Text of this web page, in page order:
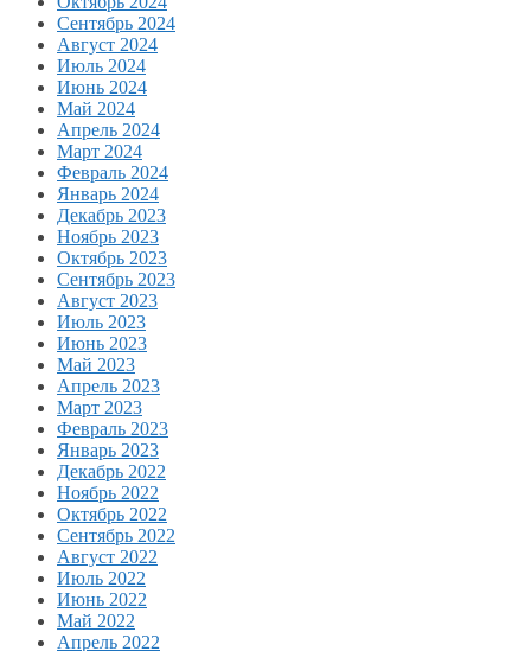
Сентябрь 2024
Август 2024
Июль 2024
Июнь 2024
Май 2024
Апрель 2024
Март 2024
Февраль 2024
Январь 2024
Декабрь 2023
Ноябрь 2023
Октябрь 2023
Сентябрь 2023
Август 2023
Июль 2023
Июнь 2023
Май 2023
Апрель 2023
Март 2023
Февраль 2023
Январь 2023
Декабрь 2022
Ноябрь 2022
Октябрь 2022
Сентябрь 2022
Август 2022
Июль 2022
Июнь 2022
Май 2022
Апрель 2022